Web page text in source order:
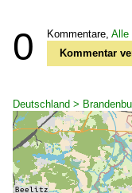
0 Kommentare, Alle
Kommentar
Deutschland >